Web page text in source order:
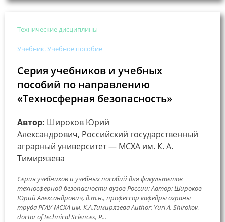
Технические дисциплины
Учебник. Учебное пособие
Серия учебников и учебных
пособий по направлению
«Техносферная безопасность»
Автор: Широков Юрий
Александрович, Российский государственный
аграрный университет — МСХА им. К. А.
Тимирязева
Серия учебников и учебных пособий для факультетов
техносферной безопасности вузов России: Автор: Широков
Юрий Александрович, д.т.н., профессор кафедры охраны
труда РГАУ-МСХА им. К.А.Тимирязева Author: Yuri A. Shirokov,
doctor of technical Sciences, P...